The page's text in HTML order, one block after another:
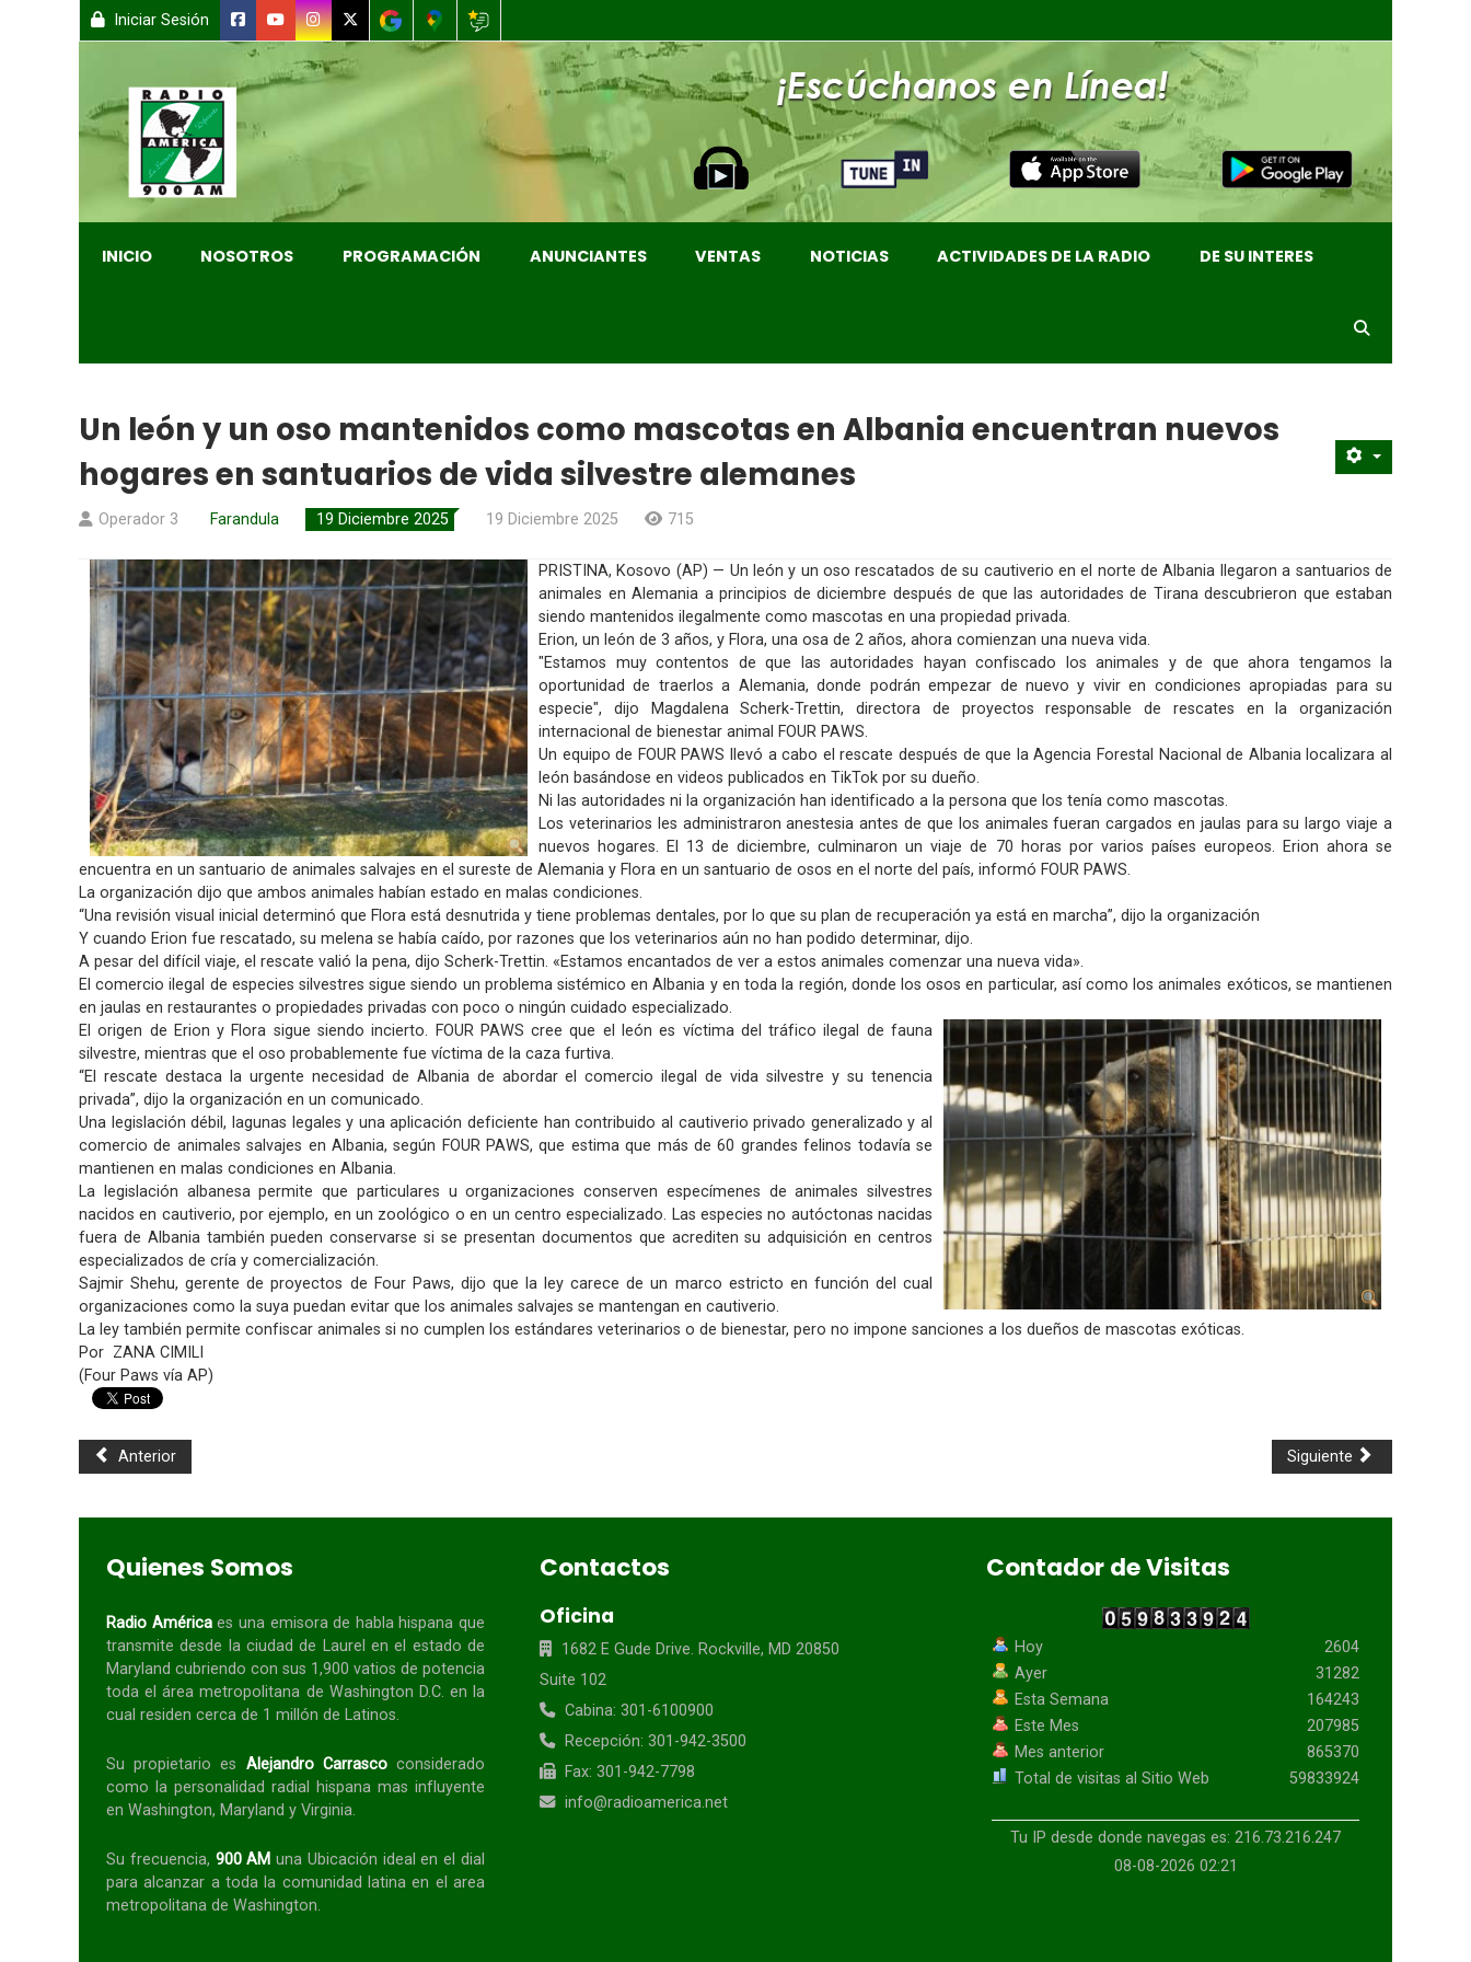
Iniciar Sesión
INICIO NOSOTROS PROGRAMACIÓN ANUNCIANTES VENTAS NOTICIAS ACTIVIDADES DE LA RADIO DE SU INTERES
Un león y un oso mantenidos como mascotas en Albania encuentran nuevos
hogares en santuarios de vida silvestre alemanes
Operador 3 Farandula 19 Diciembre 2025 19 Diciembre 2025 715
PRISTINA, Kosovo (AP) — Un león y un oso rescatados de su cautiverio en el norte de Albania llegaron a santuarios de
animales en Alemania a principios de diciembre después de que las autoridades de Tirana descubrieron que estaban
siendo mantenidos ilegalmente como mascotas en una propiedad privada.
Erion, un león de 3 años, y Flora, una osa de 2 años, ahora comienzan una nueva vida.
"Estamos muy contentos de que las autoridades hayan confiscado los animales y de que ahora tengamos la
oportunidad de traerlos a Alemania, donde podrán empezar de nuevo y vivir en condiciones apropiadas para su
especie", dijo Magdalena Scherk-Trettin, directora de proyectos responsable de rescates en la organización
internacional de bienestar animal FOUR PAWS.
Un equipo de FOUR PAWS llevó a cabo el rescate después de que la Agencia Forestal Nacional de Albania localizara al
león basándose en videos publicados en TikTok por su dueño.
Ni las autoridades ni la organización han identificado a la persona que los tenía como mascotas.
Los veterinarios les administraron anestesia antes de que los animales fueran cargados en jaulas para su largo viaje a
nuevos hogares. El 13 de diciembre, culminaron un viaje de 70 horas por varios países europeos. Erion ahora se
encuentra en un santuario de animales salvajes en el sureste de Alemania y Flora en un santuario de osos en el norte del país, informó FOUR PAWS.
La organización dijo que ambos animales habían estado en malas condiciones.
“Una revisión visual inicial determinó que Flora está desnutrida y tiene problemas dentales, por lo que su plan de recuperación ya está en marcha”, dijo la organización
Y cuando Erion fue rescatado, su melena se había caído, por razones que los veterinarios aún no han podido determinar, dijo.
A pesar del difícil viaje, el rescate valió la pena, dijo Scherk-Trettin. «Estamos encantados de ver a estos animales comenzar una nueva vida».
El comercio ilegal de especies silvestres sigue siendo un problema sistémico en Albania y en toda la región, donde los osos en particular, así como los animales exóticos, se mantienen
en jaulas en restaurantes o propiedades privadas con poco o ningún cuidado especializado.
El origen de Erion y Flora sigue siendo incierto. FOUR PAWS cree que el león es víctima del tráfico ilegal de fauna
silvestre, mientras que el oso probablemente fue víctima de la caza furtiva.
“El rescate destaca la urgente necesidad de Albania de abordar el comercio ilegal de vida silvestre y su tenencia
privada”, dijo la organización en un comunicado.
Una legislación débil, lagunas legales y una aplicación deficiente han contribuido al cautiverio privado generalizado y al
comercio de animales salvajes en Albania, según FOUR PAWS, que estima que más de 60 grandes felinos todavía se
mantienen en malas condiciones en Albania.
La legislación albanesa permite que particulares u organizaciones conserven especímenes de animales silvestres
nacidos en cautiverio, por ejemplo, en un zoológico o en un centro especializado. Las especies no autóctonas nacidas
fuera de Albania también pueden conservarse si se presentan documentos que acrediten su adquisición en centros
especializados de cría y comercialización.
Sajmir Shehu, gerente de proyectos de Four Paws, dijo que la ley carece de un marco estricto en función del cual
organizaciones como la suya puedan evitar que los animales salvajes se mantengan en cautiverio.
La ley también permite confiscar animales si no cumplen los estándares veterinarios o de bienestar, pero no impone sanciones a los dueños de mascotas exóticas.
Por ZANA CIMILI
(Four Paws vía AP)
Anterior Siguiente
Quienes Somos
Radio Américaes una emisora de habla hispana que
transmite desde la ciudad de Laurel en el estado de
Maryland cubriendo con sus 1,900 vatios de potencia
toda el área metropolitana de Washington D.C. en la
cual residen cerca de 1 millón de Latinos.
Su propietario es Alejandro Carrascoconsiderado
como la personalidad radial
hispana mas influyente
en Washington, Maryland y Virginia.
Su frecuencia, 900 AM una Ubicación ideal en el dial
para alcanzar a toda la comunidad latina en el area
metropolitana de Washington.
Contactos
Oficina
1682 E Gude Drive. Rockville, MD 20850
Suite 102
Cabina: 301-6100900
Recepción: 301-942-3500
Fax: 301-942-7798
info@radioamerica.net
Contador de Visitas
Hoy
Ayer
Esta Semana
Este Mes
Mes anterior
Total de visitas al Sitio Web
2604
31282
164243
207985
865370
59833924
Tu IP desde donde navegas es: 216.73.216.247
08-08-2026 02:21